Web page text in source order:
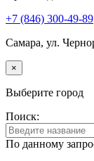
+7 (846) 300-49-89
Самара, ул.
×
Выберите город
Поиск:
По данному